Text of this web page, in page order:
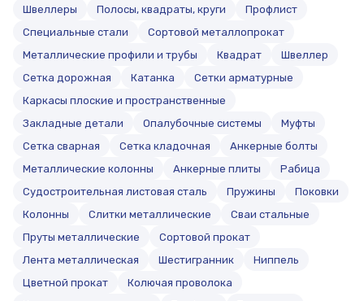
Швеллеры
Полосы, квадраты, круги
Профлист
Специальные стали
Сортовой металлопрокат
Металлические профили и трубы
Квадрат
Швеллер
Сетка дорожная
Катанка
Сетки арматурные
Каркасы плоские и пространственные
Закладные детали
Опалубочные системы
Муфты
Сетка сварная
Сетка кладочная
Анкерные болты
Металлические колонны
Анкерные плиты
Рабица
Судостроительная листовая сталь
Пружины
Поковки
Колонны
Слитки металлические
Сваи стальные
Пруты металлические
Сортовой прокат
Лента металлическая
Шестигранник
Ниппель
Цветной прокат
Колючая проволока